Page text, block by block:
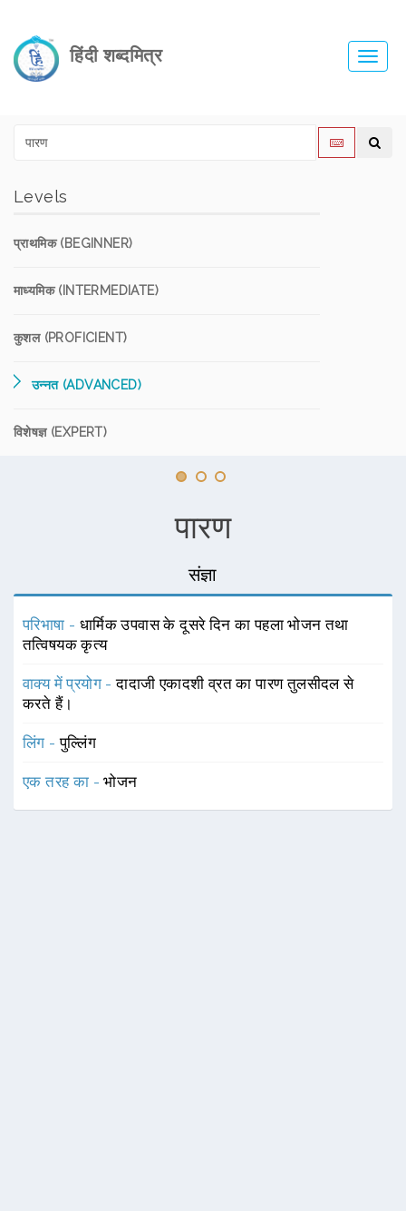
हिंदी शब्दमित्र
Levels
प्राथमिक (BEGINNER)
माध्यमिक (INTERMEDIATE)
कुशल (PROFICIENT)
उन्नत (ADVANCED)
विशेषज्ञ (EXPERT)
पारण
संज्ञा
परिभाषा - धार्मिक उपवास के दूसरे दिन का पहला भोजन तथा
तत्विषयक कृत्य
वाक्य में प्रयोग -दादाजी एकादशी व्रत का पारण तुलसीदल से
करते हैं।
लिंग -पुल्लिंग
एक तरह का -भोजन